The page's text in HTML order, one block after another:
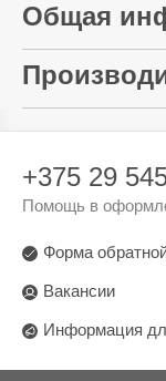
Общая
Материал:
Искусственная
Тип:
Гарантия:
Произведено в
Производитель:
Village, Luopu
Guangzhou
ОДО «Алтерн-
+375 29
Помощь в
Форма
Вакансии
Информация